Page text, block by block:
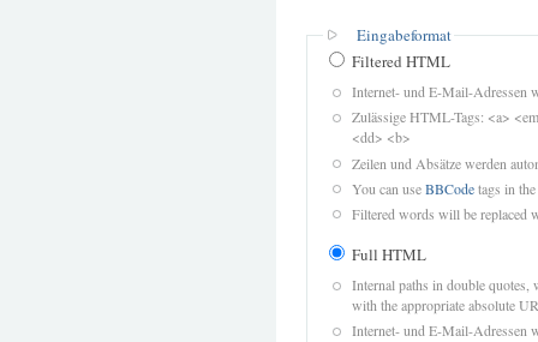
Eingabeformat
Filtered HTML
Internet- und E-Mail-Adressen
Zulässige HTML-Tags: <a>
<dd> <b>
Zeilen und Absätze werden
You can useBBCodetags in
Filtered words will be replaced
Full HTML
Internal paths in double quotes,
with the appropriate absolute
Internet- und E-Mail-Adressen